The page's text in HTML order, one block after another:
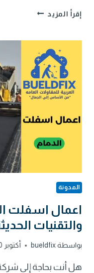
إقرأ المزيد شركة
شركة
مقولات
المدونة
اعمال اسفلت
والتقنيات
بواسطةbueldfix أكتوبر 30, 2025
هل أنت بحاجة إلى